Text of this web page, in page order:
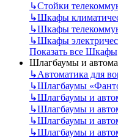
↳Стойки
↳Шкафы
↳Шкафы
↳Шкафы
Показать все
Шлагбаумы и
↳Автоматика для
↳Шлагбаумы
↳Шлагбаумы и
↳Шлагбаумы и
↳Шлагбаумы и
↳Шлагбаумы и